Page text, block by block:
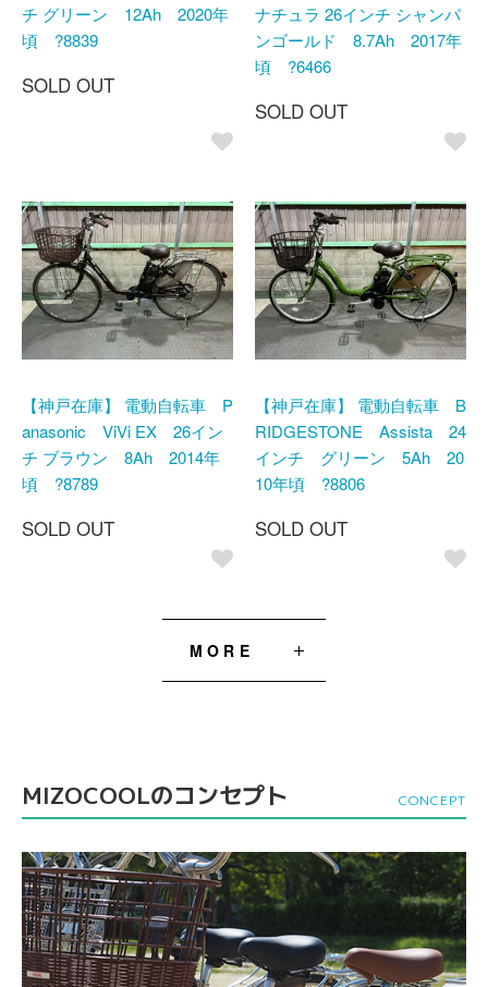
チ グリーン 12Ah 2020年
頃 ?8839
SOLD OUT
ナチュラ 26インチ シャンパ
ンゴールド 8.7Ah 2017年
頃 ?6466
SOLD OUT
【神戸在庫】 電動自転車 P
anasonic ViVi EX 26イン
チ ブラウン 8Ah 2014年
頃 ?8789
SOLD OUT
【神戸在庫】 電動自転車 B
RIDGESTONE Assista 24
インチ グリーン 5Ah 20
10年頃 ?8806
SOLD OUT
MORE
MIZOCOOLのコンセプト CONCEPT